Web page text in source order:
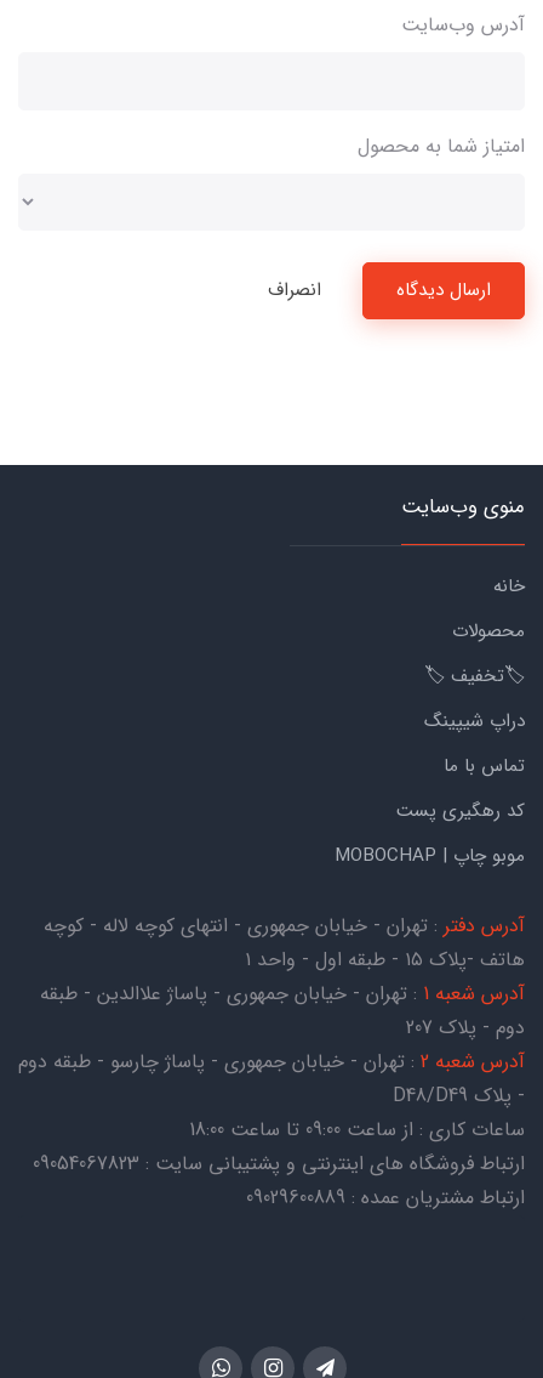
آدرس وب‌سایت
امتیاز شما به محصول
ارسال دیدگاه انصراف
منوی وب‌سایت
خانه
محصولات
🏷️تخفیف 🏷️
دراپ شیپینگ
تماس با ما
کد رهگیری پست
موبو چاپ | MOBOCHAP
آدرس دفتر : تهران - خیابان جمهوری - انتهای کوچه لاله - کوچه
هاتف -پلاک ۱۵ - طبقه اول - واحد ۱
آدرس شعبه 1
: تهران - خیابان جمهوری - پاساژ علاالدین - طبقه
دوم - پلاک 207
آدرس شعبه 2
: تهران - خیابان جمهوری - پاساژ چارسو - طبقه دوم
- پلاک D48/D49
ساعات کاری : از ساعت 09:00 تا ساعت 18:00
ارتباط فروشگاه های اینترنتی و پشتیبانی سایت : 09054067823
ارتباط مشتریان عمده : 09029600889